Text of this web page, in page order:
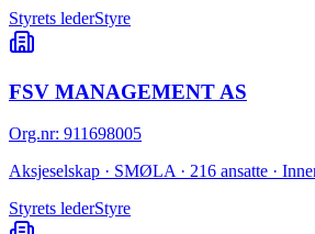
Styrets lederStyre
FSV MANAGEMENT AS
Org.nr: 911698005
Aksjeselskap · SMØLA · 216 ansatte ·
Styrets lederStyre